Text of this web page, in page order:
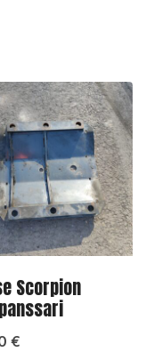
Scorpion
€